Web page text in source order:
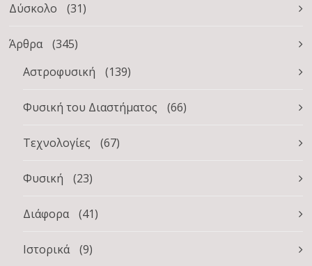
Δύσκολο (31)
Άρθρα
(345)
Αστροφυσική
(139)
Φυσική του Διαστήματος (66)
Τεχνολογίες (67)
Φυσική (23)
Διάφορα (41)
Ιστορικά (9)